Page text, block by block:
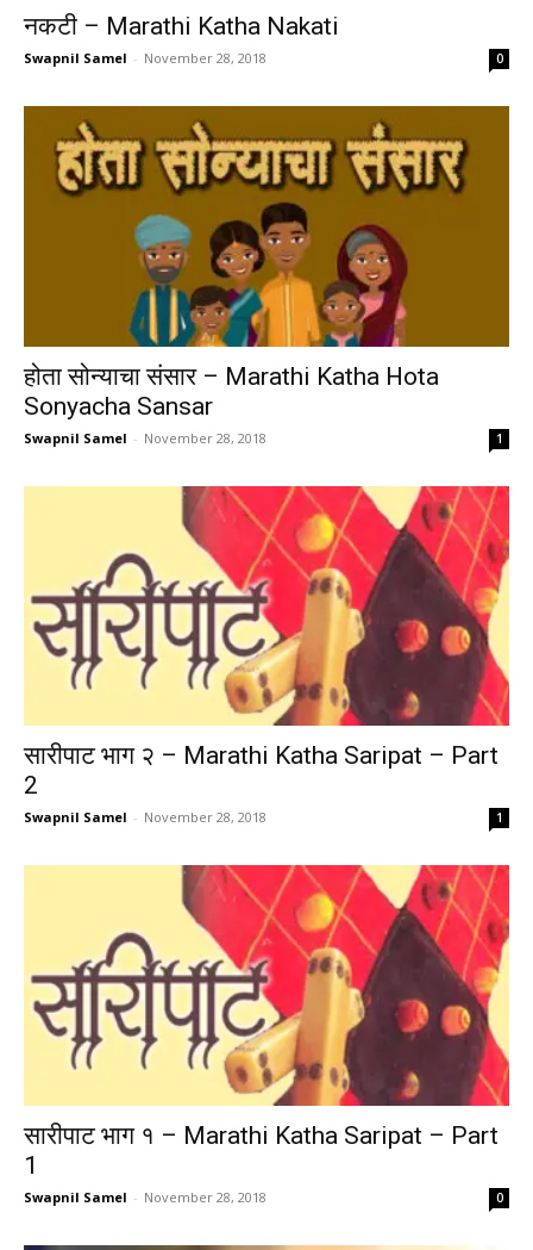
नकटी – Marathi Katha Nakati
Swapnil Samel - November 28, 2018 0
होता सोन्याचा संसार – Marathi Katha Hota
Sonyacha Sansar
Swapnil Samel - November 28, 2018 1
सारीपाट भाग २ – Marathi Katha Saripat – Part
2
Swapnil Samel - November 28, 2018 1
सारीपाट भाग १ – Marathi Katha Saripat – Part
1
Swapnil Samel - November 28, 2018 0